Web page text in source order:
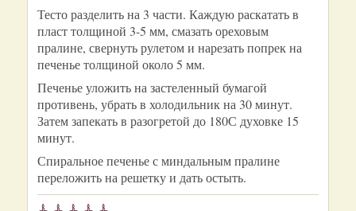
Тесто разделить на 3 части. Каждую раскатать в
пласт толщиной 3-5 мм, смазать ореховым
пралине, свернуть рулетом и нарезать попрек на
печенье толщиной около 5 мм.
Печенье уложить на застеленный бумагой
противень, убрать в холодильник на 30 минут.
Затем запекать в разогретой до 180С духовке 15
минут.
Спиральное печенье с миндальным пралине
переложить на решетку и дать остыть.